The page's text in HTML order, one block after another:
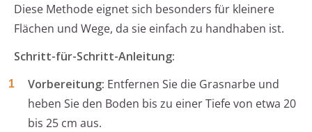
Diese Methode eignet sich besonders für kleinere
Flächen und Wege, da sie einfach zu handhaben ist.
Schritt-für-Schritt-Anleitung:
Vorbereitung: Entfernen Sie die Grasnarbe und
heben Sie den Boden bis zu einer Tiefe von etwa 20
bis 25 cm aus.